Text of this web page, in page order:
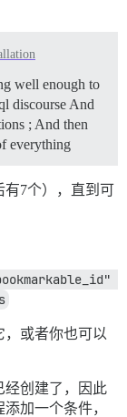
well enough to
discourse And
; And then
everything
7个），直到可
或者你也可以
经创建了，因此
加一个条件，